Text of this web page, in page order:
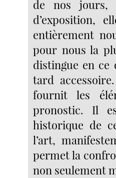
de nos jours,
d’exposition,
entièrement
pour nous la
distingue en ce
tard
fournit les
pronostic. Il
historique de
l’art,
permet la
non seulement